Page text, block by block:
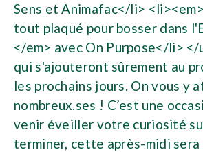
Sens et Animafac</li>
tout plaqué pour bosser dans
</em> avec On Purpose</li>
qui s'ajouteront sûrement au
les prochains jours. On vous y
nombreux.ses ! C’est une
venir éveiller votre curiosité
terminer, cette après-midi sera